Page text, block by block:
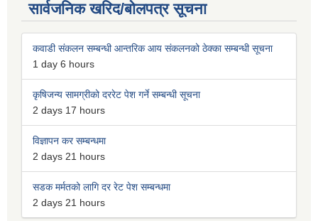
सार्वजनिक खरिद/बोलपत्र सूचना
कवाडी संकलन सम्बन्धी आन्तरिक आय संकलनको ठेक्का सम्बन्धी सूचना
1 day 6 hours
कृषिजन्य सामग्रीको दररेट पेश गर्ने सम्बन्धी सूचना
2 days 17 hours
विज्ञापन कर सम्बन्धमा
2 days 21 hours
सडक मर्मतको लागि दर रेट पेश सम्बन्धमा
2 days 21 hours